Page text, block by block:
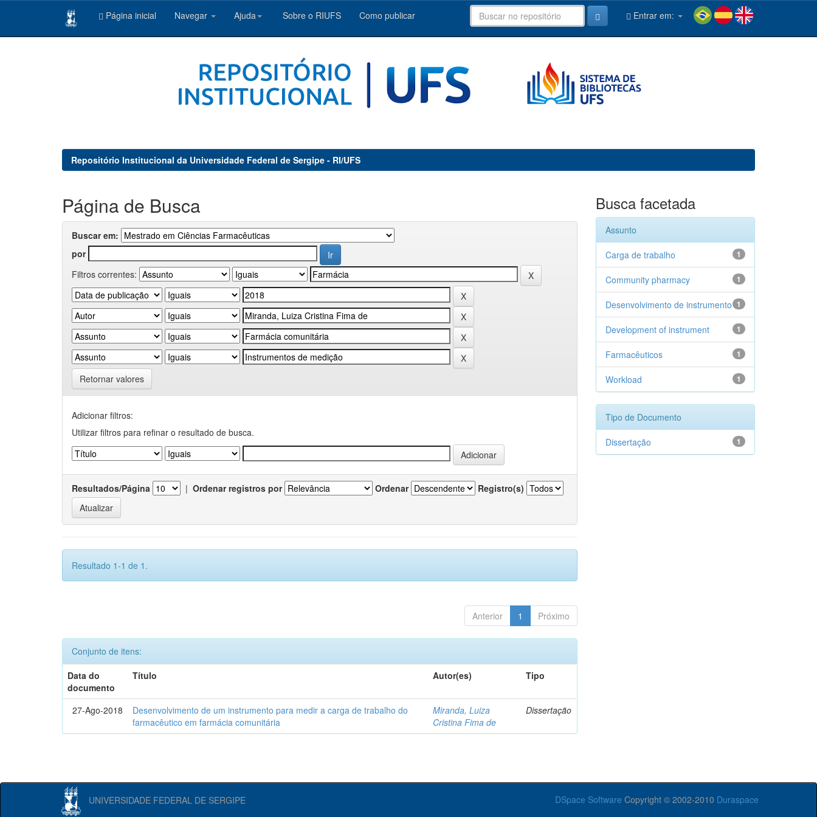
Página inicial Navegar Ajuda Sobre o RIUFS Como publicar Entrar em:
Repositório Institucional da Universidade Federal de Sergipe - RI/UFS
Página de Busca
Buscar em:
por
Filtros correntes:
Retornar valores
Adicionar filtros:
Utilizar filtros para refinar o resultado de busca.
Resultados/Página | Ordenar registros por Ordenar Registro(s)
Resultado 1-1 de 1.
Anterior 1 Próximo
Conjunto de itens:
Data do
documento
Título Autor(es) Tipo
27-Ago-2018
Desenvolvimento de um instrumento para medir a carga de trabalho do
farmacêutico em farmácia comunitária
Miranda, Luiza
Cristina Fima de
Dissertação
Busca facetada
Assunto
1
Carga de trabalho
1
Community pharmacy
1
Desenvolvimento de instrumento
1
Development of instrument
1
Farmacêuticos
1
Workload
Tipo de Documento
1
Dissertação
UNIVERSIDADE FEDERAL DE SERGIPE DSpace Software Copyright © 2002-2010 Duraspace